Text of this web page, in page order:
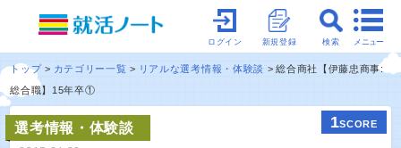
メニュー
検索
新規登録
ログイン
トップ カテゴリー一覧 リアルな選考情報・体験談
総合商社【伊藤忠商事:
総合職】15年卒①
選考情報・体験談 1SCORE